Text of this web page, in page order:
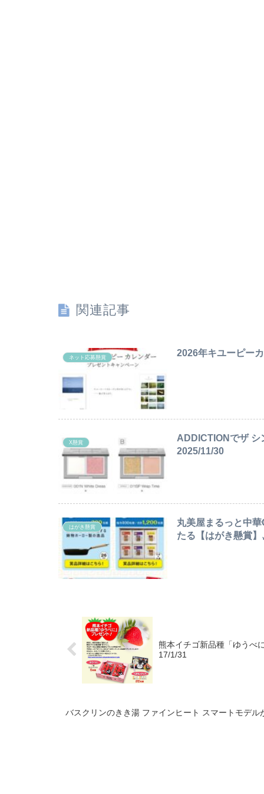
関連記事
ネット応募懸賞 2026年キユーピー
X懸賞
ADDICTIONでザ シ
2025/11/30
はがき懸賞
丸美屋まるっと中
たる【はがき懸賞
熊本イチゴ新品種「ゆうべ
17/1/31
バスクリンのきき湯 ファインヒート スマートモデ